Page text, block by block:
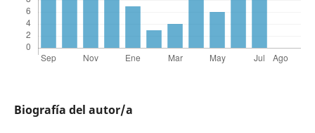
Biografía del autor/a